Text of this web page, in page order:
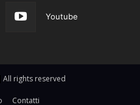
Youtube
rights reserved
Contatti